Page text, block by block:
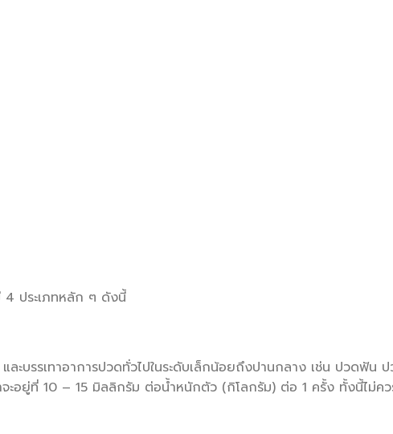
4 ประเภทหลัก ๆ ดังนี้
ละบรรเทาอาการปวดทั่วไปในระดับเล็กน้อยถึงปานกลาง เช่น ปวดฟัน
ะอยู่ที่ 10 – 15 มิลลิกรัม ต่อน้ำหนักตัว (กิโลกรัม) ต่อ 1 ครั้ง ทั้งนี้ไม่คว